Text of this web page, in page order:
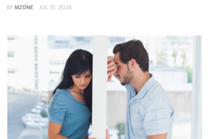
BY MZONE JUL 31, 2026